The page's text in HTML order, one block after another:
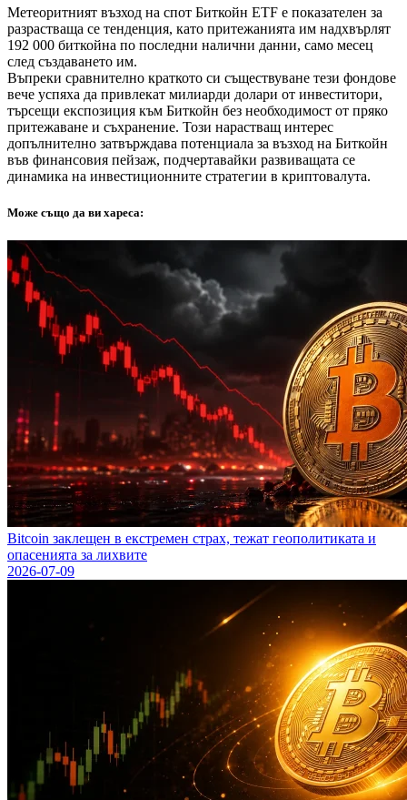
Метеоритният възход на спот Биткойн ETF е показателен за
разрастваща се тенденция, като притежанията им надхвърлят
192 000 биткойна по последни налични данни, само месец
след създаването им.
Въпреки сравнително краткото си съществуване тези фондове
вече успяха да привлекат милиарди долари от инвеститори,
търсещи експозиция към Биткойн без необходимост от пряко
притежаване и съхранение. Този нарастващ интерес
допълнително затвърждава потенциала за възход на Биткойн
във финансовия пейзаж, подчертавайки развиващата се
динамика на инвестиционните стратегии в криптовалута.
Може също да ви хареса:
Bitcoin заклещен в екстремен страх, тежат геополитиката и
опасенията за лихвите
2026-07-09